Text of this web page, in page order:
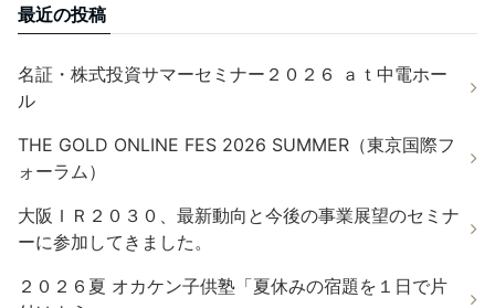
最近の投稿
名証・株式投資サマーセミナー２０２６ ａｔ中電ホー
ル
THE GOLD ONLINE FES 2026 SUMMER（東京国際フ
ォーラム）
大阪ＩＲ２０３０、最新動向と今後の事業展望のセミナ
ーに参加してきました。
２０２６夏 オカケン子供塾「夏休みの宿題を１日で片